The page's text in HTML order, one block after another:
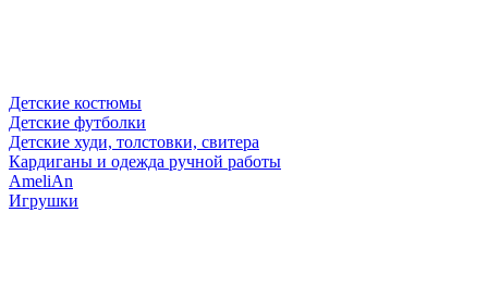
Детские костюмы
Детские футболки
Детские худи, толстовки, свитера
Кардиганы и одежда ручной работы
AmeliAn
Игрушки